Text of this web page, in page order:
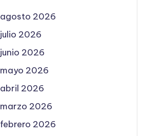
agosto 2026
julio 2026
junio 2026
mayo 2026
abril 2026
marzo 2026
febrero 2026